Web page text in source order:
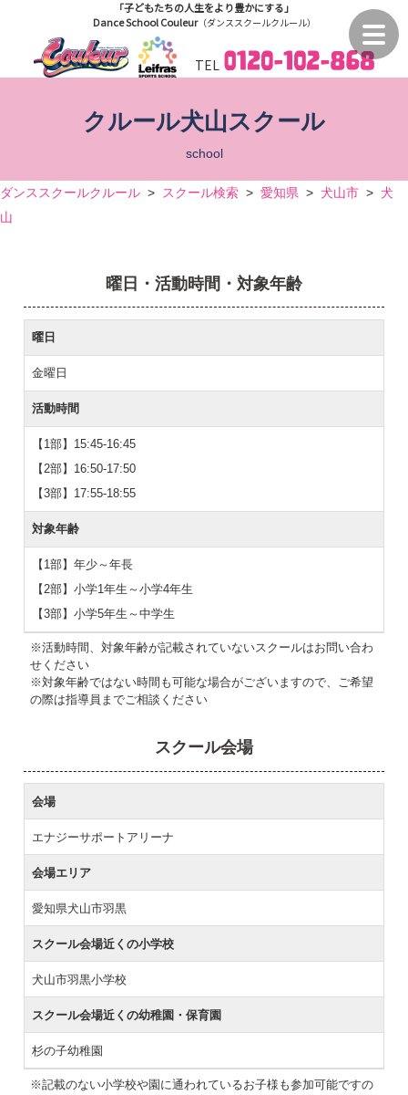
TEL
「子どもたちの人生をより豊かにする」
Dance School Couleur（ダンススクールクルール）
クルール犬山スクール
school
ダンススクールクルール > スクール検索 > 愛知県 > 犬山市 > 犬
山
曜日・活動時間・対象年齢
曜日
金曜日
活動時間
【1部】15:45-16:45
【2部】16:50-17:50
【3部】17:55-18:55
対象年齢
【1部】年少～年長
【2部】小学1年生～小学4年生
【3部】小学5年生～中学生
※活動時間、対象年齢が記載されていないスクールはお問い合わ
せください
※対象年齢ではない時間も可能な場合がございますので、ご希望
の際は指導員までご相談ください
スクール会場
会場
エナジーサポートアリーナ
会場エリア
愛知県犬山市羽黒
スクール会場近くの小学校
犬山市羽黒小学校
スクール会場近くの幼稚園・保育園
杉の子幼稚園
※記載のない小学校や園に通われているお子様も参加可能ですの